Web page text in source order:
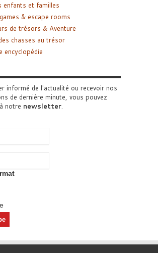
enfants et familles
& escape rooms
de trésors & Aventure
chasses au trésor
encyclopédie
informé de l'actualité ou recevoir nos
de dernière minute, vous pouvez
notre newsletter.